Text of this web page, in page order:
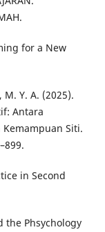
for a New
M. Y. A. (2025).
Antara
Siti.
in Second
the Phsychology